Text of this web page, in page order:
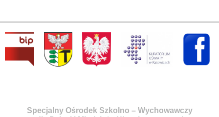
Specjalny Ośrodek Szkolno – Wychowawczy